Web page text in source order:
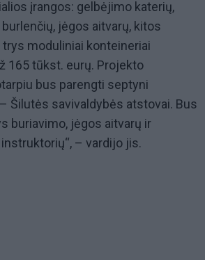
įrangos: gelbėjimo katerių,
jėgos aitvarų, kitos
moduliniai konteineriai
165 tūkst. eurų. Projekto
bus parengti septyni
Šilutės savivaldybės atstovai. Bus
buriavimo, jėgos aitvarų ir
– vardijo jis.